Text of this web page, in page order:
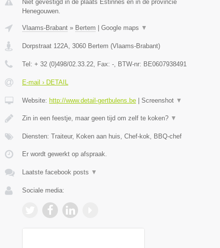
Niet gevestigd in de plaats Estinnes en in de provincie
Henegouwen.
Vlaams-Brabant » Bertem Google maps ▼
Dorpstraat 122A 3060 Bertem (Vlaams-Brabant)
Tel: + 32 (0)498/02.33.22 , Fax: - , BTW-nr: BE0607938491
E-mail › DETAIL
Website: http://www.detail-gertbulens.be Screenshot ▼
Zin in een feestje, maar geen tijd om zelf te koken? ▼
Diensten: Traiteur, Koken aan huis, Chef-kok, BBQ-chef
Er wordt gewerkt op afspraak.
Laatste facebook posts ▼
Sociale media: